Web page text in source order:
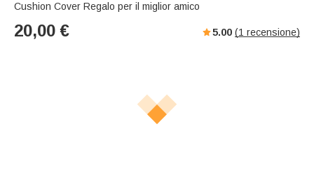
Cushion Cover Regalo per il miglior amico
20,00 € 5.00 (1 recensione)